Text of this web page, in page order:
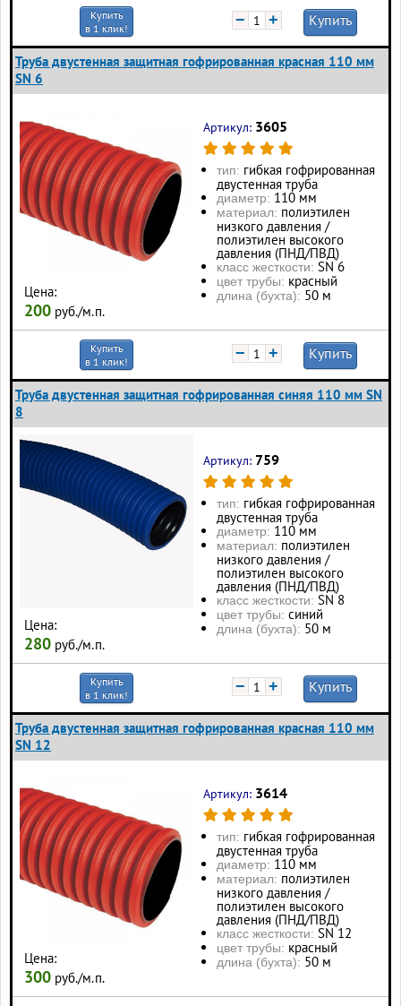
Купить
в 1 клик!
− + Купить
Труба двустенная защитная гофрированная красная 110 мм
SN 6
Цена:
200 руб./м.п.
Артикул: 3605
тип: гибкая гофрированная
двустенная труба
диаметр: 110 мм
материал: полиэтилен
низкого давления /
полиэтилен высокого
давления (ПНД/ПВД)
класс жесткости: SN 6
цвет трубы: красный
длина (бухта): 50 м
Купить
в 1 клик!
− + Купить
Труба двустенная защитная гофрированная синяя 110 мм SN
8
Цена:
280 руб./м.п.
Артикул: 759
тип: гибкая гофрированная
двустенная труба
диаметр: 110 мм
материал: полиэтилен
низкого давления /
полиэтилен высокого
давления (ПНД/ПВД)
класс жесткости: SN 8
цвет трубы: синий
длина (бухта): 50 м
Купить
в 1 клик!
− + Купить
Труба двустенная защитная гофрированная красная 110 мм
SN 12
Цена:
300 руб./м.п.
Артикул: 3614
тип: гибкая гофрированная
двустенная труба
диаметр: 110 мм
материал: полиэтилен
низкого давления /
полиэтилен высокого
давления (ПНД/ПВД)
класс жесткости: SN 12
цвет трубы: красный
длина (бухта): 50 м